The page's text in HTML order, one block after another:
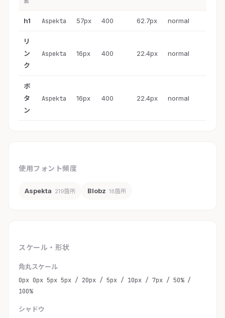
h1 Aspekta 57px 400 62.7px normal
リ
ン
ク
Aspekta 16px 400 22.4px normal
ボ
タ
ン
Aspekta 16px 400 22.4px normal
使用フォント頻度
Aspekta 219箇所 Blobz 18箇所
スケール・形状
角丸スケール
0px 0px 5px 5px / 20px / 5px / 10px / 7px / 50% /
100%
シャドウ